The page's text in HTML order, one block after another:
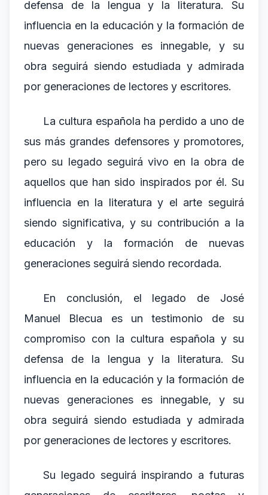
defensa de la lengua y la literatura. Su
influencia en la educación y la formación de
nuevas generaciones es innegable, y su
obra seguirá siendo estudiada y admirada
por generaciones de lectores y escritores.
La cultura española ha perdido a uno de
sus más grandes defensores y promotores,
pero su legado seguirá vivo en la obra de
aquellos que han sido inspirados por él. Su
influencia en la literatura y el arte seguirá
siendo significativa, y su contribución a la
educación y la formación de nuevas
generaciones seguirá siendo recordada.
En conclusión, el legado de José
Manuel Blecua es un testimonio de su
compromiso con la cultura española y su
defensa de la lengua y la literatura. Su
influencia en la educación y la formación de
nuevas generaciones es innegable, y su
obra seguirá siendo estudiada y admirada
por generaciones de lectores y escritores.
Su legado seguirá inspirando a futuras